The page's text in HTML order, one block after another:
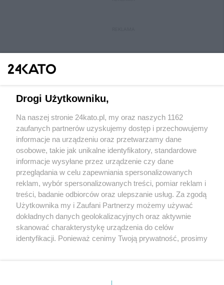
Wydawca mediów lokalnych
Nie zapomnij
zapoznać się z:
polityką prywatności regulamin korzystania z portali
Twojemiasto
Piekary Śląskie
Chorzów
Tarnowskie Góry
Skontakuj sięz nami
Kontakt
Wydawca
Redakcja
Drogi Użytkowniku,
Na naszej stronie 24kato.pl, my oraz naszych 1162
zaufanych partnerów uzyskujemy dostęp i przechowujemy
informacje na urządzeniu oraz przetwarzamy dane
osobowe, takie jak unikalne identyfikatory, standardowe
informacje wysyłane przez urządzenie czy dane
przeglądania w celu zapewniania spersonalizowanych
reklam, wybór spersonalizowanych treści, pomiar reklam i
treści, badanie odbiorców oraz ulepszanie usług. Za zgodą
Użytkownika my i Zaufani Partnerzy możemy używać
dokładnych danych geolokalizacyjnych oraz aktywnie
skanować charakterystykę urządzenia do celów
identyfikacji. Ponieważ cenimy Twoją prywatność, prosimy
prywatności znajdujący się w lewym dolnym rogu strony